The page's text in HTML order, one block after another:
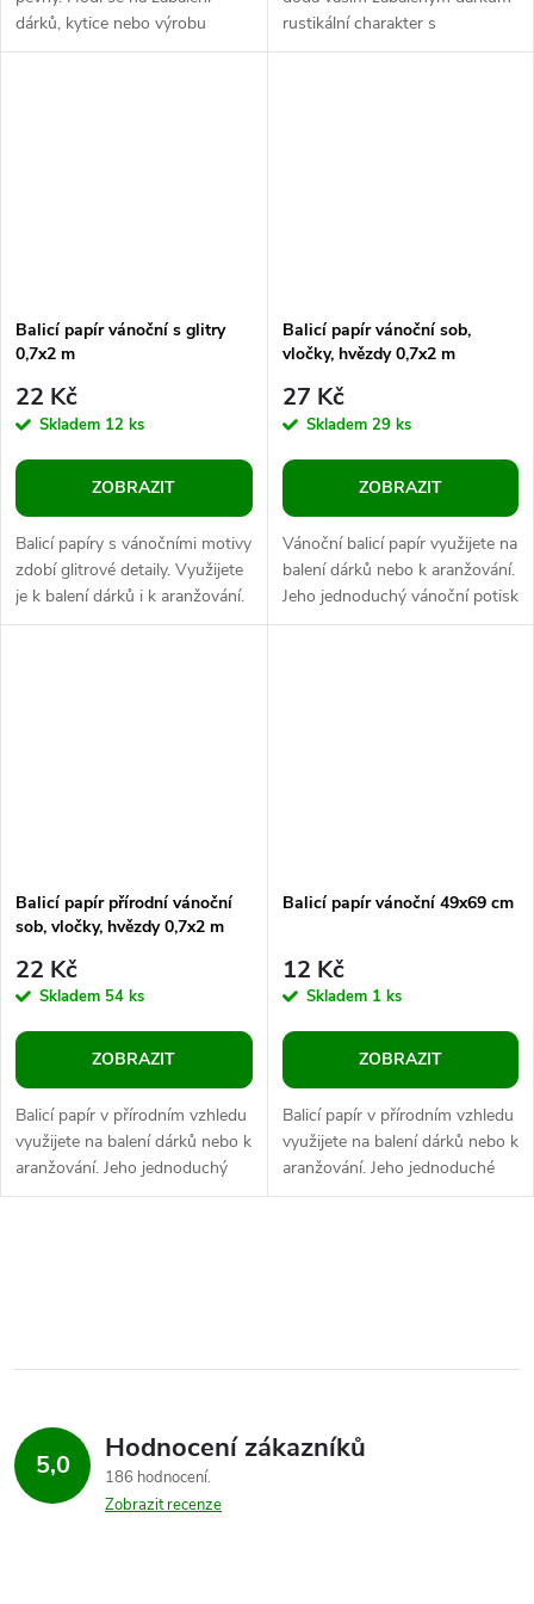
dárků, kytice nebo výrobu
kornoutů. Skvěle poslouží i jako
rustikální charakter s
ekologickým přístupem. Z obou
Balicí papír vánoční s glitry
0,7x2 m
22 Kč
Skladem 12 ks
ZOBRAZIT
Balicí papíry s vánočními motivy
zdobí glitrové detaily. Využijete
je k balení dárků i k aranžování.
Jsou vhodné také na
Balicí papír vánoční sob,
vločky, hvězdy 0,7x2 m
27 Kč
Skladem 29 ks
ZOBRAZIT
Vánoční balicí papír využijete na
balení dárků nebo k aranžování.
Jeho jednoduchý vánoční potisk
se bude pod stromečkem
Balicí papír přírodní vánoční
sob, vločky, hvězdy 0,7x2 m
22 Kč
Skladem 54 ks
ZOBRAZIT
Balicí papír v přírodním vzhledu
využijete na balení dárků nebo k
aranžování. Jeho jednoduchý
vánoční potisk se bude pod
Balicí papír vánoční 49x69 cm
12 Kč
Skladem 1 ks
ZOBRAZIT
Balicí papír v přírodním vzhledu
využijete na balení dárků nebo k
aranžování. Jeho jednoduché
vánoční motivy se budou pod
l
d
a
5,0 Hodnocení zákazníků
186 hodnocení
Zobrazit recenze